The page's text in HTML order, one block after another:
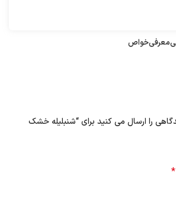
معرفیخواص
را ارسال می کنید برای “شنبلیله خشک
*